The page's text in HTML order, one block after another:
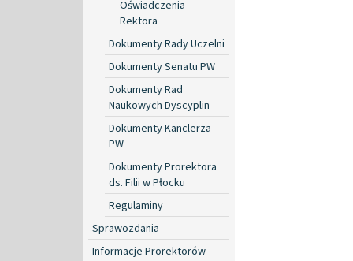
Oświadczenia
Rektora
Dokumenty Rady Uczelni
Dokumenty Senatu PW
Dokumenty Rad
Naukowych Dyscyplin
Dokumenty Kanclerza
PW
Dokumenty Prorektora
ds. Filii w Płocku
Regulaminy
Sprawozdania
Informacje Prorektorów